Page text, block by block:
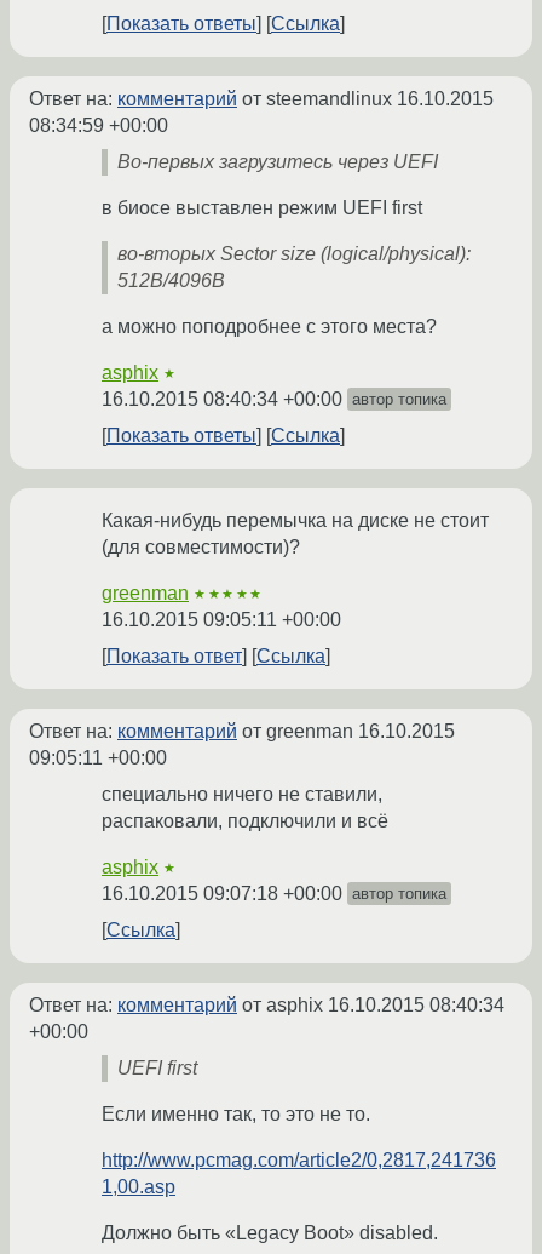
Показать ответы
Ссылка
Ответ на: комментарий от steemandlinux 16.10.2015
08:34:59 +00:00
Во-первых загрузитесь через UEFI
в биосе выставлен режим UEFI first
во-вторых Sector size (logical/physical):
512B/4096B
а можно поподробнее с этого места?
asphix ★
16.10.2015 08:40:34 +00:00 автор топика
Показать ответы Ссылка
Какая-нибудь перемычка на диске не стоит
(для совместимости)?
greenman ★★★★★
16.10.2015 09:05:11 +00:00
Показать ответ
Ссылка
Ответ на: комментарий от greenman 16.10.2015
09:05:11 +00:00
специально ничего не ставили,
распаковали, подключили и всё
asphix ★
16.10.2015 09:07:18 +00:00 автор топика
Ссылка
Ответ на: комментарий от asphix 16.10.2015 08:40:34
+00:00
UEFI first
Если именно так, то это не то.
http://www.pcmag.com/article2/0,2817,241736
1,00.asp
Должно быть «Legacy Boot» disabled.